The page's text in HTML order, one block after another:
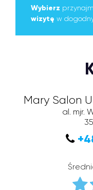
Wybierz
wizytę w
Mary Salon
al. mjr.